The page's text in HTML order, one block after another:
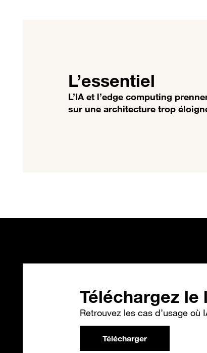
L’essentiel
L’IA et l’edge computing
sur une architecture trop
Téléchargez le
Retrouvez les cas d’usage
Télécharger